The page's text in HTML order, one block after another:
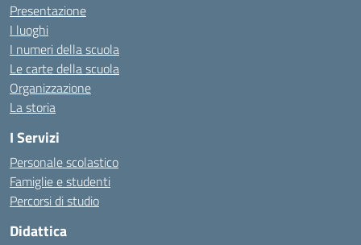
Presentazione
I luoghi
I numeri della scuola
Le carte della scuola
Organizzazione
La storia
I Servizi
Personale scolastico
Famiglie e studenti
Percorsi di studio
Didattica